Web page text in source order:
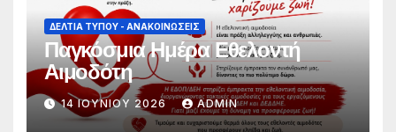
ΔΕΛΤΊΑ ΤΎΠΟΥ - ΑΝΑΚΟΙΝΏΣΕΙΣ
Παγκόσμια Ημέρα Εθελοντή
Αιμοδότη
14 ΙΟΥΝΊΟΥ 2026 ADMIN